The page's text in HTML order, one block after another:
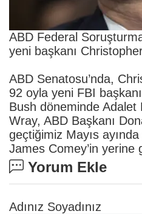
ABD Federal
yeni başkanı
ABD Senatosu’nda,
92 oyla yeni FBI
Bush döneminde Adalet
Wray, ABD Başkanı
geçtiğimiz Mayıs
James Comey’in yerine
Yorum Ekle
Adınız Soyadınız